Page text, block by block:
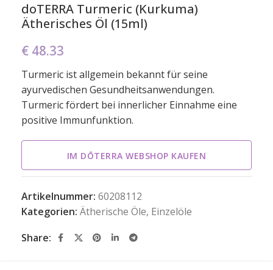
doTERRA Turmeric (Kurkuma)
Ätherisches Öl (15ml)
€ 48.33
Turmeric ist allgemein bekannt für seine
ayurvedischen Gesundheitsanwendungen.
Turmeric fördert bei innerlicher Einnahme eine
positive Immunfunktion.
IM DŌTERRA WEBSHOP KAUFEN
Artikelnummer: 60208112
Kategorien: Ätherische Öle, Einzelöle
Share: